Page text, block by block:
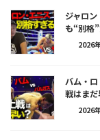
ジャロ
も“別格
2026
バム・
戦はま
2026